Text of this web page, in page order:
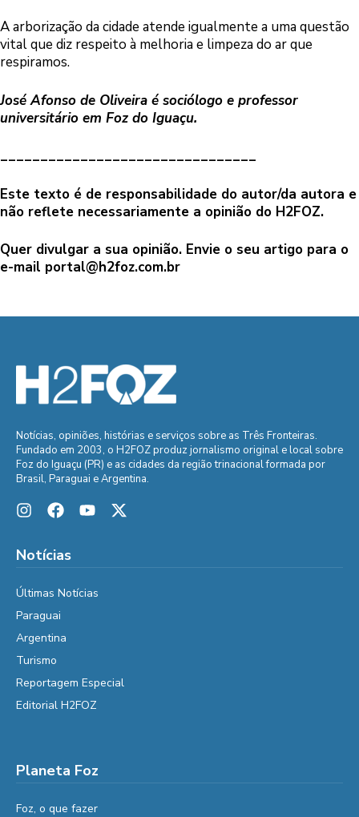
A arborização da cidade atende igualmente a uma questão
vital que diz respeito à melhoria e limpeza do ar que
respiramos.
José Afonso de Oliveira é sociólogo e professor
universitário em Foz do Iguaçu.
________________________________
Este texto é de responsabilidade do autor/da autora e
não reflete necessariamente a opinião do H2FOZ.
Quer divulgar a sua opinião. Envie o seu artigo para o
e-mail portal@h2foz.com.br
Notícias, opiniões, histórias e serviços sobre as Três Fronteiras.
Fundado em 2003, o H2FOZ produz jornalismo original e local sobre
Foz do Iguaçu (PR) e as cidades da região trinacional formada por
Brasil, Paraguai e Argentina.
Notícias
Últimas Notícias
Paraguai
Argentina
Turismo
Reportagem Especial
Editorial H2FOZ
Planeta Foz
Foz, o que fazer